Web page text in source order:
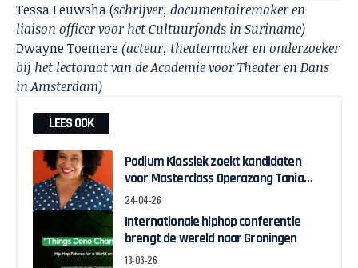
Tessa Leuwsha (schrijver, documentairemaker en
liaison officer voor het Cultuurfonds in Suriname)
Dwayne Toemere(acteur, theatermaker en onderzoeker
bij het lectoraat van de Academie voor Theater en Dans
in Amsterdam)
LEES OOK
Podium Klassiek zoekt kandidaten
voor Masterclass Operazang Tania
Kross
24-04-26
Internationale hiphop conferentie
brengt de wereld naar Groningen
13-03-26